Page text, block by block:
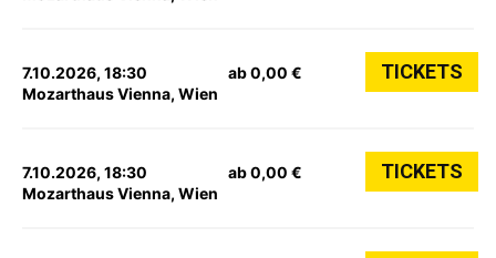
7.10.2026, 18:30
Mozarthaus Vienna, Wien
ab 0,00 € TICKETS
7.10.2026, 18:30
Mozarthaus Vienna, Wien
ab 0,00 € TICKETS